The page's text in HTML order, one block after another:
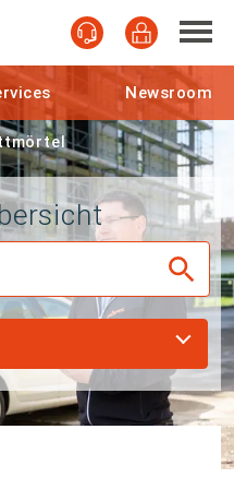
Newsroom